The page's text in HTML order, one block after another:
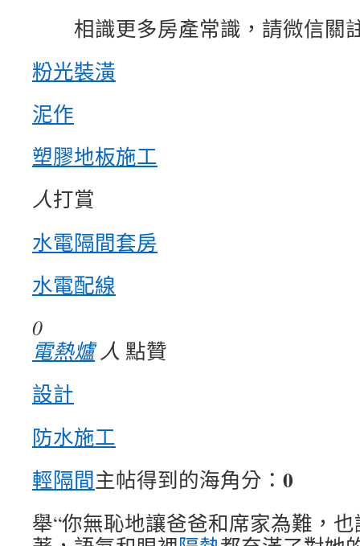
相識更多房產常識，請微信關
粉光裝潢
泥作
塑膠地板施工
人打賞
水電隔間套房
水電配線
0
電熱爐人 點贊
設計
防水施工
輕隔間主帖得到的海角分： 0
舉“你無恥地讓爸爸和席家為難，